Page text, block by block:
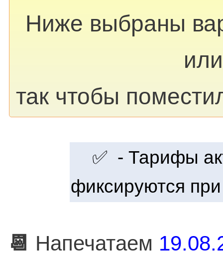
Ниже выбраны
так чтобы
✅ - Тарифы
фиксируются
📆 Напечатаем